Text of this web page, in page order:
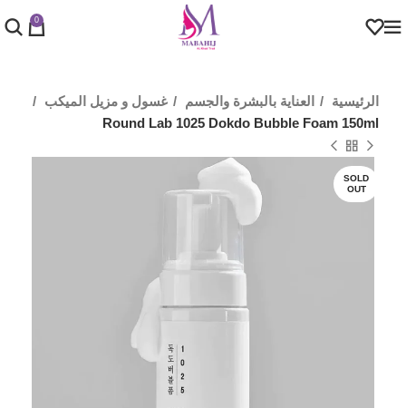
0
الرئيسية العناية بالبشرة والجسم
غسول و مزيل الميكب
Round Lab 1025 Dokdo Bubble Foam 150ml
SOLD
OUT